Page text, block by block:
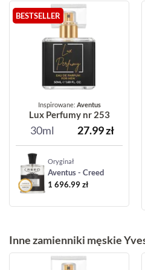
BESTSELLER
Inspirowane: Aventus
Lux Perfumy nr 253
30ml 27.99zł
Oryginał
Aventus - Creed
1 696.99zł
Inne zamienniki męskie